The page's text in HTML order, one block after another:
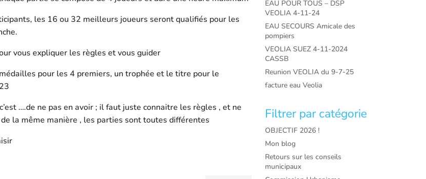
les 16 ou 32 meilleurs joueurs seront qualifiés pour les
vous expliquer les règles et vous guider
pour les 4 premiers, un trophée et le titre pour le
….de ne pas en avoir ; il faut juste connaitre les règles , et ne
la même manière , les parties sont toutes différentes
EAU POUR TOUS – DSP
VEOLIA 4-11-24
EAU SECOURS Amicale des
pompiers
VEOLIA SUEZ 4-11-2024
CASSB
Reunion VEOLIA du 9-7-25
facture eau Veolia
Filtrer par catégorie
OBJECTIF 2026 !
Mon blog
Retours sur les conseils
municipaux